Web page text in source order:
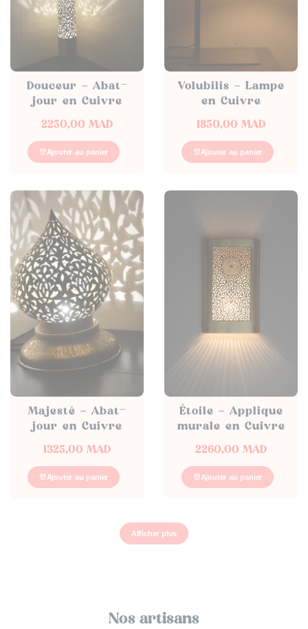
Douceur – Abat-
jour en Cuivre
2250,00 MAD
Ajouter au panier
Volubilis – Lampe
en Cuivre
1850,00 MAD
Ajouter au panier
Majesté – Abat-
jour en Cuivre
1325,00 MAD
Ajouter au panier
Étoile – Applique
murale en Cuivre
2260,00 MAD
Ajouter au panier
Afficher plus
Nos artisans